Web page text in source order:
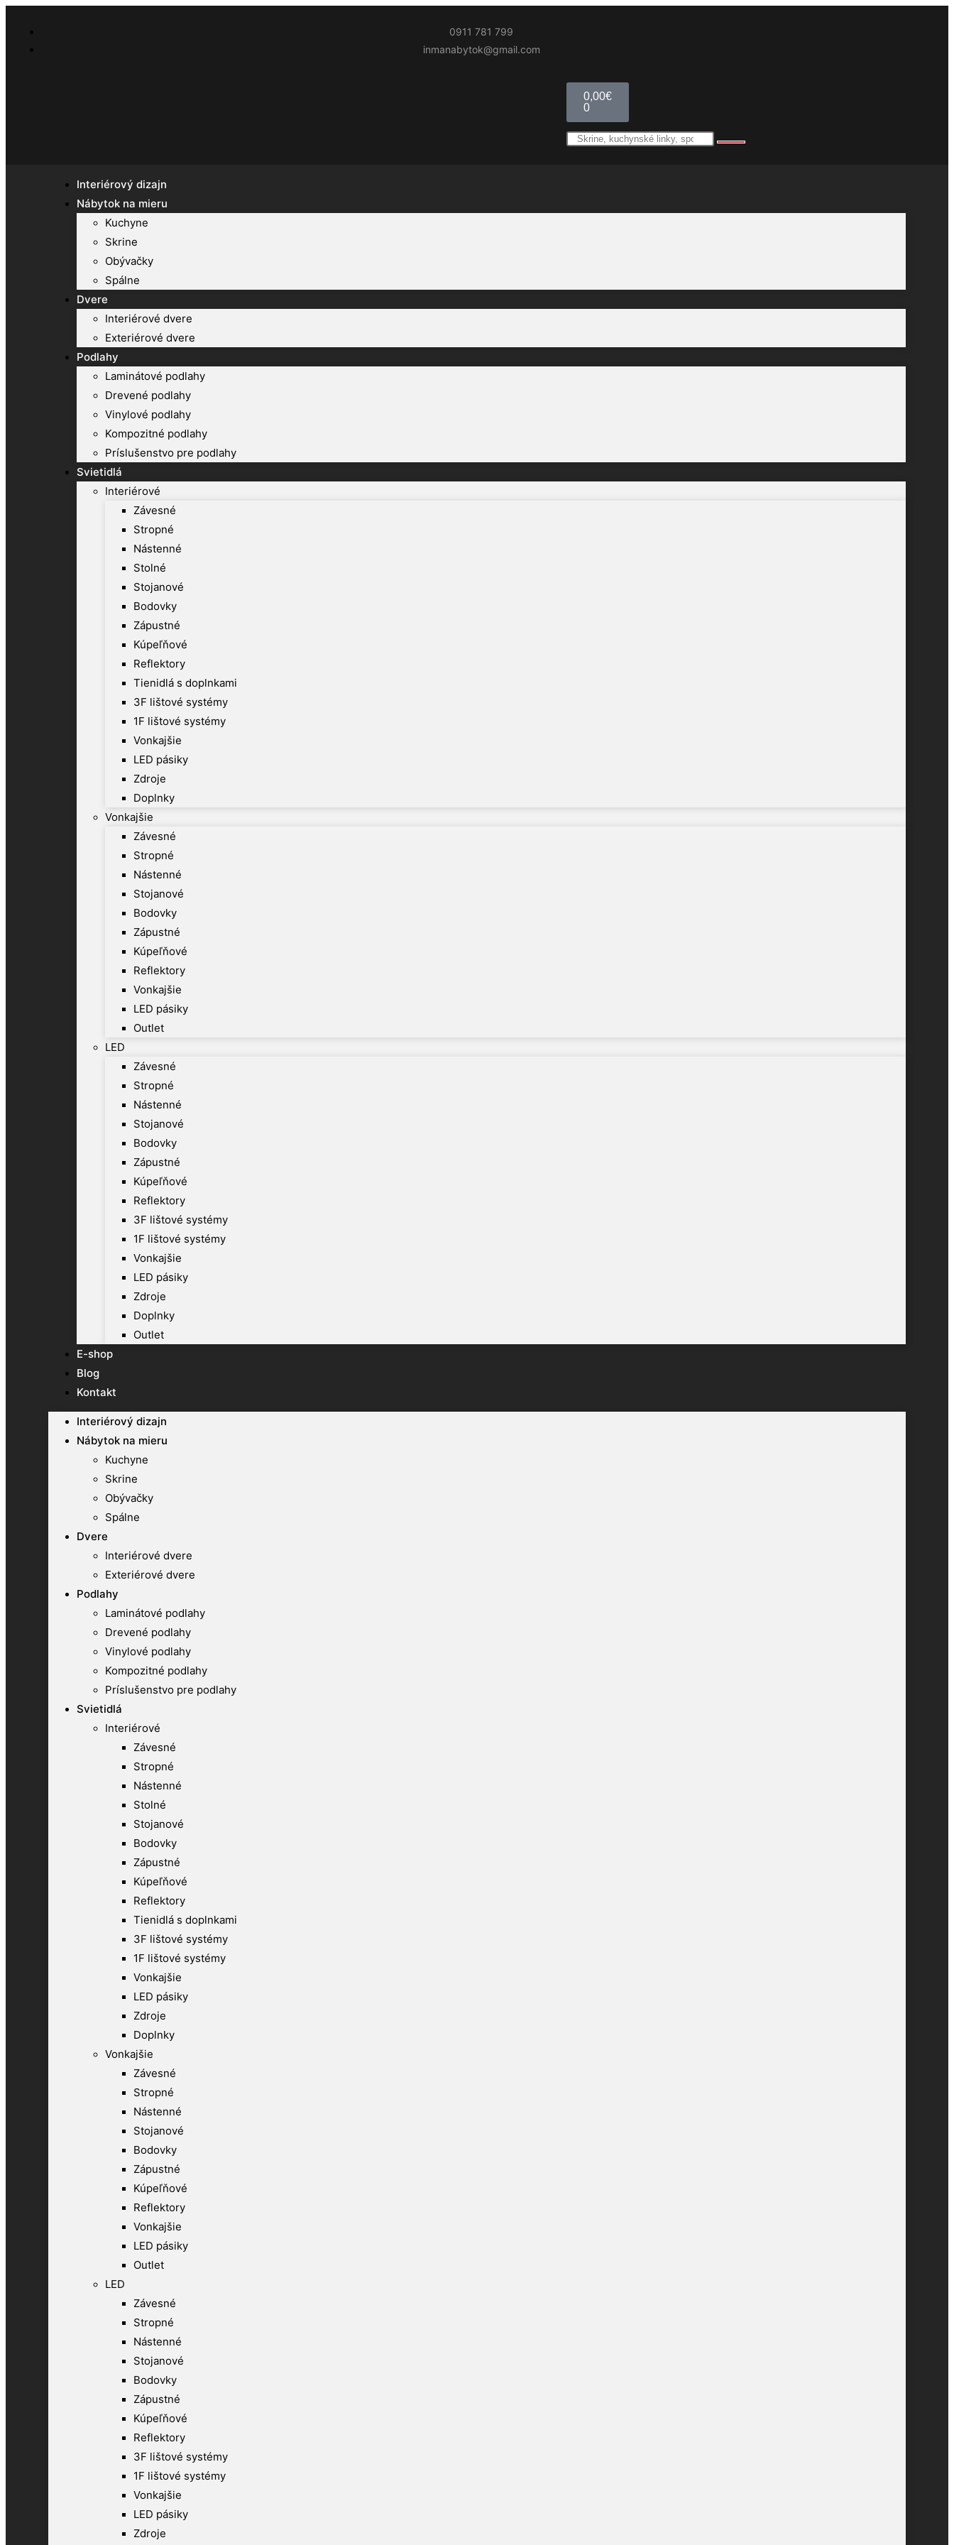
0911 781 799
inmanabytok@gmail.com
0,00€
0
Interiérový dizajn
Nábytok na mieru
Kuchyne
Skrine
Obývačky
Spálne
Dvere
Interiérové dvere
Exteriérové dvere
Podlahy
Laminátové podlahy
Drevené podlahy
Vinylové podlahy
Kompozitné podlahy
Príslušenstvo pre podlahy
Svietidlá
Interiérové
Závesné
Stropné
Nástenné
Stolné
Stojanové
Bodovky
Zápustné
Kúpeľňové
Reflektory
Tienidlá s doplnkami
3F lištové systémy
1F lištové systémy
Vonkajšie
LED pásiky
Zdroje
Doplnky
Vonkajšie
Závesné
Stropné
Nástenné
Stojanové
Bodovky
Zápustné
Kúpeľňové
Reflektory
Vonkajšie
LED pásiky
Outlet
LED
Závesné
Stropné
Nástenné
Stojanové
Bodovky
Zápustné
Kúpeľňové
Reflektory
3F lištové systémy
1F lištové systémy
Vonkajšie
LED pásiky
Zdroje
Doplnky
Outlet
E-shop
Blog
Kontakt
Interiérový dizajn
Nábytok na mieru
Kuchyne
Skrine
Obývačky
Spálne
Dvere
Interiérové dvere
Exteriérové dvere
Podlahy
Laminátové podlahy
Drevené podlahy
Vinylové podlahy
Kompozitné podlahy
Príslušenstvo pre podlahy
Svietidlá
Interiérové
Závesné
Stropné
Nástenné
Stolné
Stojanové
Bodovky
Zápustné
Kúpeľňové
Reflektory
Tienidlá s doplnkami
3F lištové systémy
1F lištové systémy
Vonkajšie
LED pásiky
Zdroje
Doplnky
Vonkajšie
Závesné
Stropné
Nástenné
Stojanové
Bodovky
Zápustné
Kúpeľňové
Reflektory
Vonkajšie
LED pásiky
Outlet
LED
Závesné
Stropné
Nástenné
Stojanové
Bodovky
Zápustné
Kúpeľňové
Reflektory
3F lištové systémy
1F lištové systémy
Vonkajšie
LED pásiky
Zdroje